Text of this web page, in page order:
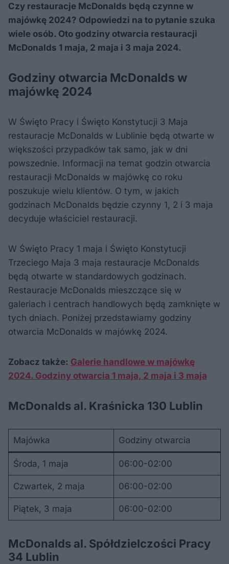
Czy restauracje McDonalds będą czynne w
majówkę 2024? Odpowiedzi na to pytanie szuka
wiele osób. Oto godziny otwarcia restauracji
McDonalds 1 maja, 2 maja i 3 maja 2024.
Godziny otwarcia McDonalds w
majówkę 2024
W Święto Pracy i Święto Konstytucji 3 Maja
restauracje McDonalds w Lublinie będą otwarte w
większości przypadków tak samo, jak w dni
powszednie. Informacji na temat godzin otwarcia
restauracji McDonalds w majówkę co roku
poszukuje wielu klientów. O tym, w jakich
godzinach McDonalds będzie czynny 1, 2 i 3 maja
decyduje właściciel restauracji.
W Święto Pracy 1 maja i Święto Konstytucji
Trzeciego Maja 3 maja restauracje McDonalds
będą otwarte w standardowych godzinach.
Restauracje McDonalds mieszczące się w
galeriach i centrach handlowych będą zamknięte w
tych dniach. Poniżej przedstawiamy godziny
otwarcia McDonalds w majówkę 2024.
Zobacz także: Galerie handlowe w majówkę
2024. Godziny otwarcia 1 maja, 2 maja i 3 maja
McDonalds al. Kraśnicka 130 Lublin
Majówka Godziny otwarcia
Środa, 1 maja 06:00-02:00
Czwartek, 2 maja 06:00-02:00
Piątek, 3 maja 06:00-02:00
McDonalds al. Spółdzielczości Pracy
34 Lublin